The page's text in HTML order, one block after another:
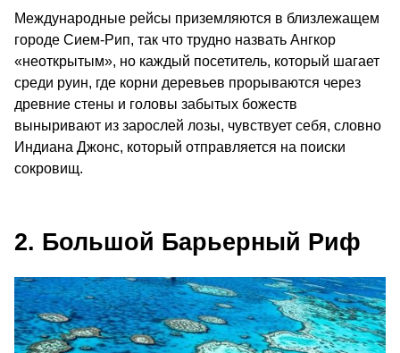
Международные рейсы приземляются в близлежащем
городе Сием-Рип, так что трудно назвать Ангкор
«неоткрытым», но каждый посетитель, который шагает
среди руин, где корни деревьев прорываются через
древние стены и головы забытых божеств
выныривают из зарослей лозы, чувствует себя, словно
Индиана Джонс, который отправляется на поиски
сокровищ.
2. Большой Барьерный Риф